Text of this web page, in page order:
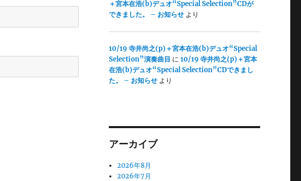
＋宮本在浩(b)デュオ“Special Selection”CDが
できました。 – お知らせより
10/19 寺井尚之(p)＋宮本在浩(b)デュオ“Special
Selection”演奏曲目 に 10/19 寺井尚之(p)＋宮本
在浩(b)デュオ“Special Selection”CDできまし
た。 – お知らせより
アーカイブ
2026年8月
2026年7月